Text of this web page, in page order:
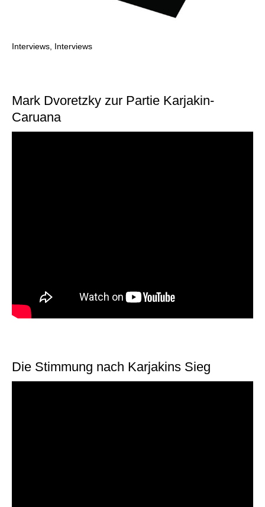
Interviews, Interviews
Mark Dvoretzky zur Partie Karjakin-
Caruana
Die Stimmung nach Karjakins Sieg